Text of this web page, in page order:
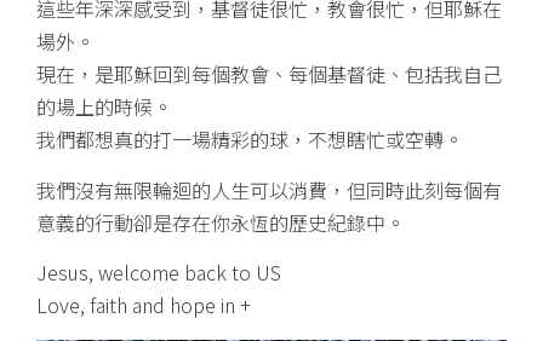
這些年深深感受到，基督徒很忙，教會很忙，但耶穌在
場外。
現在，是耶穌回到每個教會、每個基督徒、包括我自己
的場上的時候。
我們都想真的打一場精彩的球，不想瞎忙或空轉。
我們沒有無限輪迴的人生可以消費，但同時此刻每個有
意義的行動卻是存在你永恆的歷史紀錄中。
Jesus, welcome back to US
Love, faith and hope in +